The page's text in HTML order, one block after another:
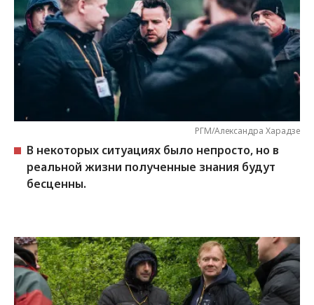
РГМ/Александра Харадзе
В некоторых ситуациях было непросто, но в
реальной жизни полученные знания будут
бесценны.